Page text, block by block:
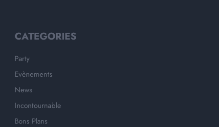
CATEGORIES
Party
Evènements
News
Incontournable
Bons Plans